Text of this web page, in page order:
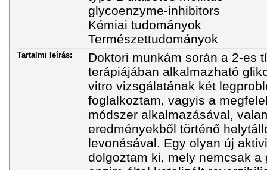
glycoenzyme-inhibitors
Kémiai tudományok
Természettudományok
Tartalmi leírás:
Doktori munkám során a 2-es
terápiájában alkalmazható
vitro vizsgálatának két
foglalkoztam, vagyis a
módszer alkalmazásával,
eredményekből történő
levonásával. Egy olyan új
dolgoztam ki, mely nemcsak a